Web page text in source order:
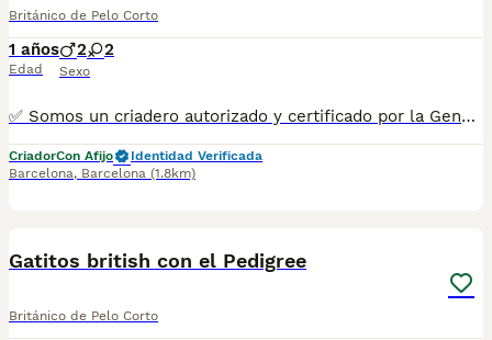
Británico de Pelo Corto
1 años
Edad
2 2
Sexo
✅ Somos un criadero autorizado y certificado por la Generalitat de Catalunya. ☎️ 933095977 📱 685878504 💻 www.aquanatura.es 🚙 Hacemos envíos 📌 Calle Roger de Flor 45, muy cerca del Arc de Triomf de Barcelona, de Lunes a Sábados, desde las 10h hasta las 21:00h. Se entregan con la mayoría de sus vacunas, desparasitados interna y externamente, con microchip y su registro, cartilla sanitaria y contrato de garantías, bajo la supervisión de nuestro equipo veterinario.
CriadorCon Afijo
Identidad Verificada
Barcelona, Barcelona (1.8km)
Gatitos british con el Pedigree
Británico de Pelo Corto